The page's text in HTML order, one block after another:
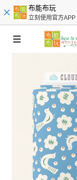
布能布玩
立刻使用官方APP